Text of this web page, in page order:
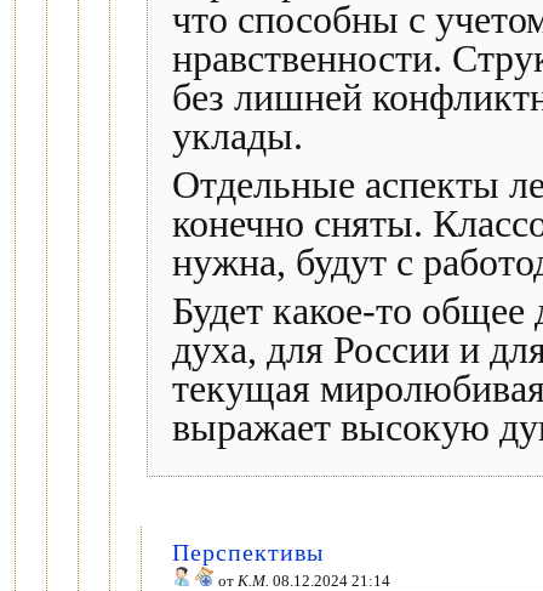
что способны с
нравственности.
без лишней
уклады.
Отдельные аспекты
конечно сняты.
нужна, будут с
Будет какое-то общее
духа, для России и
текущая
выражает высокую
Перспективы
от К.М. 08.12.2024 21:14